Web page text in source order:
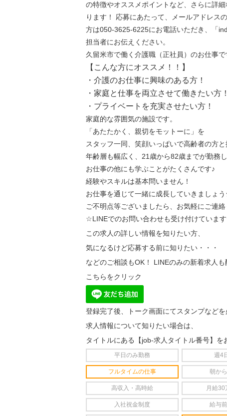
の特徴やオススメポイントなど、さらに詳
ります！ 応募にあたって、メールアドレス
方は050-3625-6225にお電話いただき、「
担当者にお伝えください。
久留米市で働く介護職（正社員）のお仕事で
【こんな方にオススメ！！】
・介護のお仕事に興味のある方！
・家庭と仕事を両立させて働きたい方！
・プライベートを充実させたい方！
家庭的な雰囲気の施設です。
「あたたかく、親切をモットーに」を
スタッフ一同、笑顔いっぱいで高齢者の方と
年齢層も幅広く、21歳から82歳までが勤務
お仕事の他にも学ぶことがたくさんです♪
経験やスキルは基本問いません！
お仕事を通じて一緒に成長していきましょ
ご不明点等ございましたら、お気軽にご連絡
☆LINEでのお問い合わせも受け付けていま
この求人の詳しい情報を知りたい方、
気になるけど応募する前に知りたい・・・
などのご相談もOK！ LINEのみの新着求人も
こちらをクリック
登録完了後、トーク画面にてスタンプなどを
求人情報について知りたい場合は、
タイトルにある【job-求人タイトル番号】を
平日のみ勤務 週4
フルタイムの仕事 朝か
高収入・高時給 月給30
入社祝金制度 給与